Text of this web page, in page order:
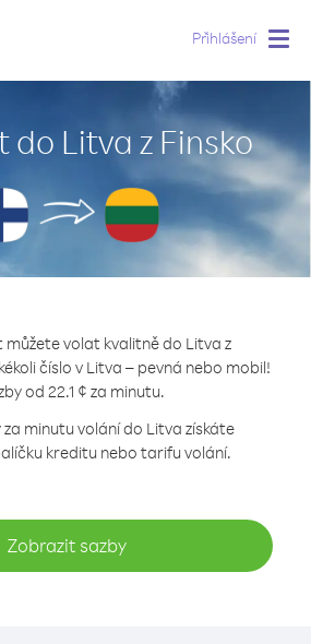
Přihlášení
do Litva z Finsko
můžete volat kvalitně do Litva z
číslo v Litva – pevná nebo mobil!
od 22.1 ¢ za minutu.
za minutu volání do Litva získáte
kreditu nebo tarifu volání.
Zobrazit sazby